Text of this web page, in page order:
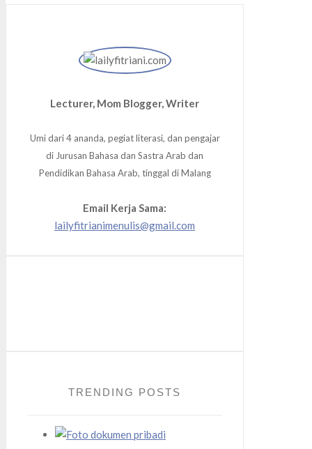
Lecturer, Mom Blogger, Writer
Umi dari 4 ananda, pegiat literasi, dan pengajar
di Jurusan Bahasa dan Sastra Arab dan
Pendidikan Bahasa Arab, tinggal di Malang
Email Kerja Sama:
lailyfitrianimenulis@gmail.com
TRENDING POSTS